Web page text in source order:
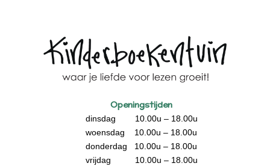
Openingstijden
dinsdag 10.00u – 18.00u
woensdag 10.00u – 18.00u
donderdag 10.00u – 18.00u
vrijdag 10.00u – 18.00u